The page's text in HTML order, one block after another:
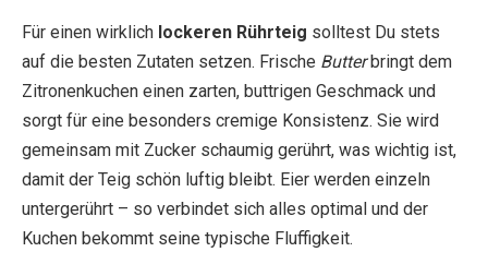
Für einen wirklich lockeren Rührteig solltest Du stets
auf die besten Zutaten setzen. Frische Butterbringt dem
Zitronenkuchen einen zarten, buttrigen Geschmack und
sorgt für eine besonders cremige Konsistenz. Sie wird
gemeinsam mit Zucker schaumig gerührt, was wichtig ist,
damit der Teig schön luftig bleibt. Eier werden einzeln
untergerührt – so verbindet sich alles optimal und der
Kuchen bekommt seine typische Fluffigkeit.